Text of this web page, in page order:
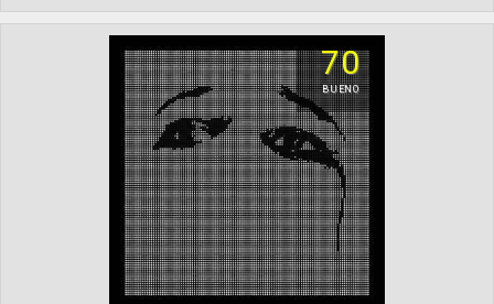
70
BUENO